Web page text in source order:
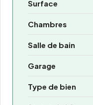
Surface
Chambres
Salle de bain
Garage
Type de bien